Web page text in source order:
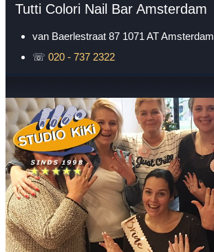
Tutti Colori Nail Bar Amsterdam
van Baerlestraat 87 1071 ATAmsterdam
☏020 - 737 2322